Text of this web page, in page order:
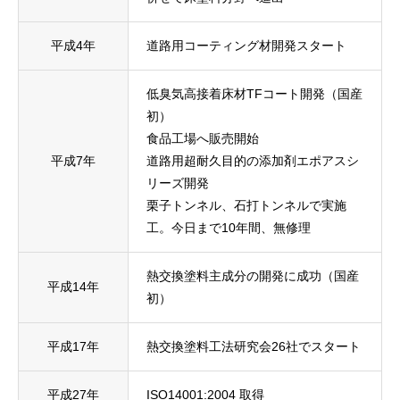
平成4年 道路用コーティング材開発スタート
平成7年
低臭気高接着床材TFコート開発（国産
初）
食品工場へ販売開始
道路用超耐久目的の添加剤エポアスシ
リーズ開発
栗子トンネル、石打トンネルで実施
工。今日まで10年間、無修理
平成14年
熱交換塗料主成分の開発に成功（国産
初）
平成17年 熱交換塗料工法研究会26社でスタート
平成27年 ISO14001:2004 取得